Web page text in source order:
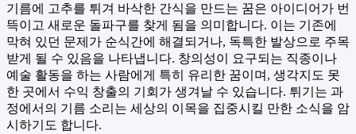
기름에 고추를 튀겨 바삭한 간식을 만드는 꿈은 아이디어가 번
뜩이고 새로운 돌파구를 찾게 됨을 의미합니다. 이는 기존에
막혀 있던 문제가 순식간에 해결되거나, 독특한 발상으로 주목
받게 될 수 있음을 나타냅니다. 창의성이 요구되는 직종이나
예술 활동을 하는 사람에게 특히 유리한 꿈이며, 생각지도 못
한 곳에서 수익 창출의 기회가 생겨날 수 있습니다. 튀기는 과
정에서의 기름 소리는 세상의 이목을 집중시킬 만한 소식을 암
시하기도 합니다.